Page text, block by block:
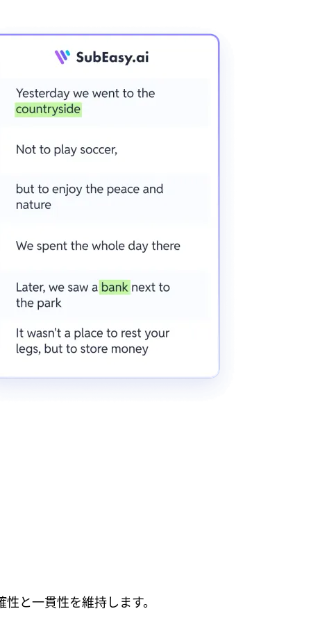
と一貫性を維持します。